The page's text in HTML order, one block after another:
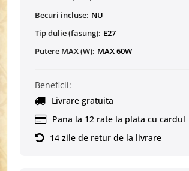
Becuri incluse: NU
Tip dulie (fasung): E27
Putere MAX (W): MAX 60W
Beneficii:
Livrare gratuita
Pana la 12 rate la plata cu cardul
14 zile de retur de la livrare